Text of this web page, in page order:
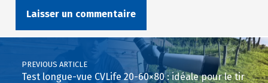
Post navigation
PREVIOUS ARTICLE
Test longue-vue CVLife 20-60×80 : idéale pour le tir